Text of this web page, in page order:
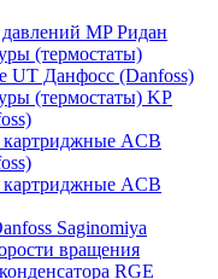
MP Ридан
(термостаты)
UT Данфосс (Danfoss)
(термостаты) KP
картриджные ACB
картриджные ACB
Saginomiya
вращения
RGE